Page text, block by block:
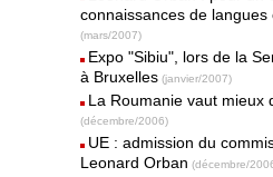
connaissances de
(mars/2007)
Expo "Sibiu", lors de la
à Bruxelles (janvier/2007)
La Roumanie vaut mieux
(décembre/2006)
UE : admission du
Leonard Orban (décembre/